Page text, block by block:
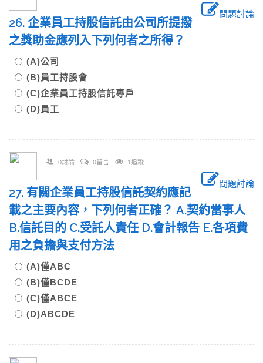
問題討論
26. 企業員工持股信託由公司所提撥
之獎助金應列入下列何者之所得？
(A)公司
(B)員工持股會
(C)企業員工持股信託專戶
(D)員工
0討論 0留言 1追蹤
問題討論
27. 有關企業員工持股信託契約應記
載之主要內容，下列何者正確？ A.契約當事人
B.信託目的 C.受託人責任 D.會計報告 E.各項費
用之負擔與支付方法
(A)僅ABC
(B)僅BCDE
(C)僅ABCE
(D)ABCDE